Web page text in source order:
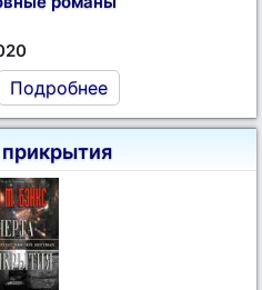
Подробнее